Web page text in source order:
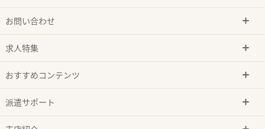
お問い合わせ
求人特集
おすすめコンテンツ
派遣サポート